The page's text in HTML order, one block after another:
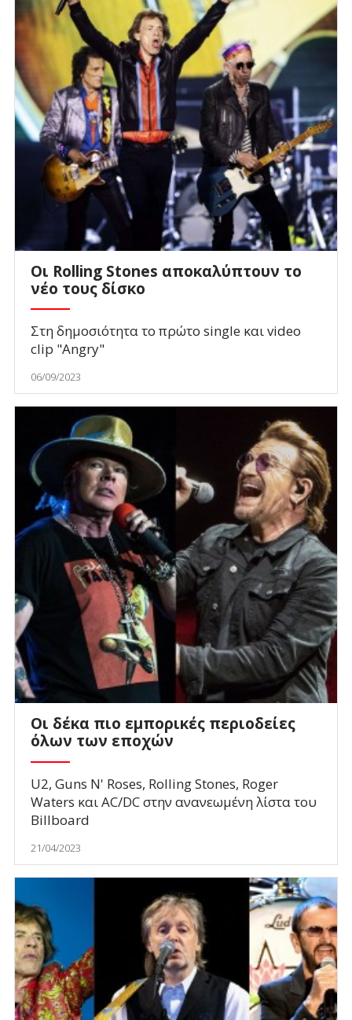
Οι Rolling Stones αποκαλύπτουν το
νέο τους δίσκο
Στη δημοσιότητα το πρώτο single και video
clip "Angry"
06/09/2023
Οι δέκα πιο εμπορικές περιοδείες
όλων των εποχών
U2, Guns N' Roses, Rolling Stones, Roger
Waters και AC/DC στην ανανεωμένη λίστα του
Βillboard
21/04/2023